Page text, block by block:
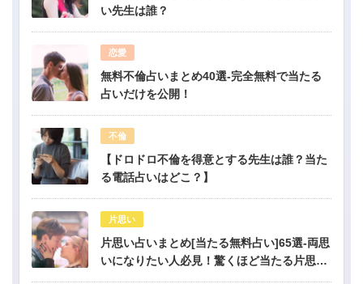
い先生は誰？
恋愛
無料不倫占いまとめ40選-完全無料で当たる
占いだけを公開！
不倫
【ドロドロ不倫を得意とする先生は誰？当た
る電話占いはどこ？】
片思い
片思い占いまとめ[当たる無料占い]65選-両思
いになりたい人必見！驚くほど当たる片思い